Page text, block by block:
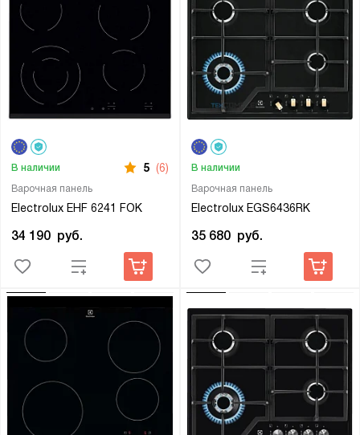
Варочная панель
Electrolux EHF 6241 FOK
В наличии 5 (6)
34 190 руб.
Варочная панель
Electrolux EGS6436RK
В наличии
35 680 руб.